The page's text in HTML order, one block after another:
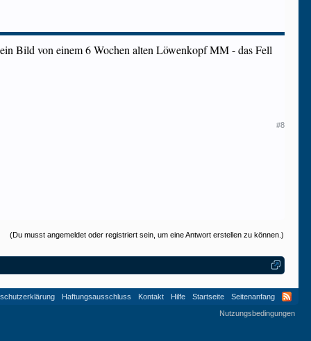
Bild von einem 6 Wochen alten Löwenkopf MM - das Fell
#8
(Du musst angemeldet oder registriert sein, um eine Antwort erstellen zu können.)
Haftungsausschluss Kontakt Hilfe Startseite
Seitenanfang
Nutzungsbedingungen